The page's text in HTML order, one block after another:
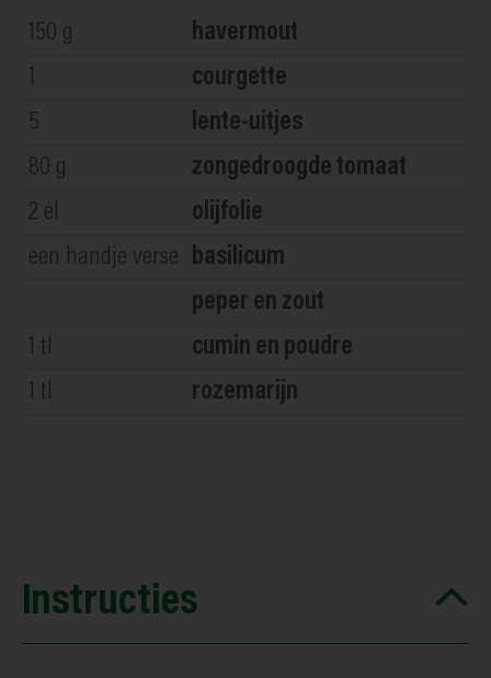
150 g
havermout
1
courgette
5
lente-uitjes
80 g
zongedroogde tomaat
2 el
olijfolie
een handje verse
basilicum
peper en zout
1 tl
cumin en poudre
1 tl rozemarijn
Instructies